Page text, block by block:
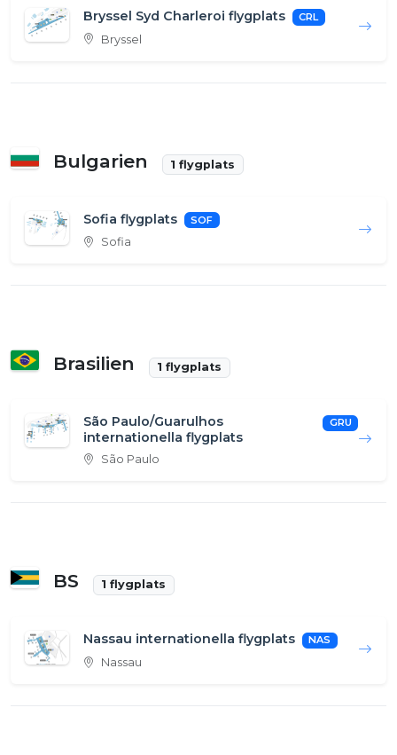
Bryssel Syd Charleroi flygplats CRL
Bryssel
Bulgarien 1 flygplats
Sofia flygplats SOF
Sofia
Brasilien 1 flygplats
São Paulo/Guarulhos
internationella flygplats
GRU
São Paulo
BS 1 flygplats
Nassau internationella flygplats NAS
Nassau